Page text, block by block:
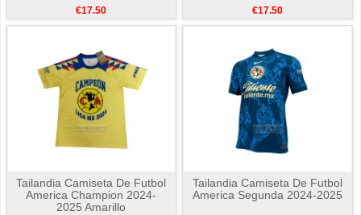
€17.50 €17.50
Tailandia Camiseta De Futbol
America Champion 2024-
2025 Amarillo
Tailandia Camiseta De Futbol
America Segunda 2024-2025